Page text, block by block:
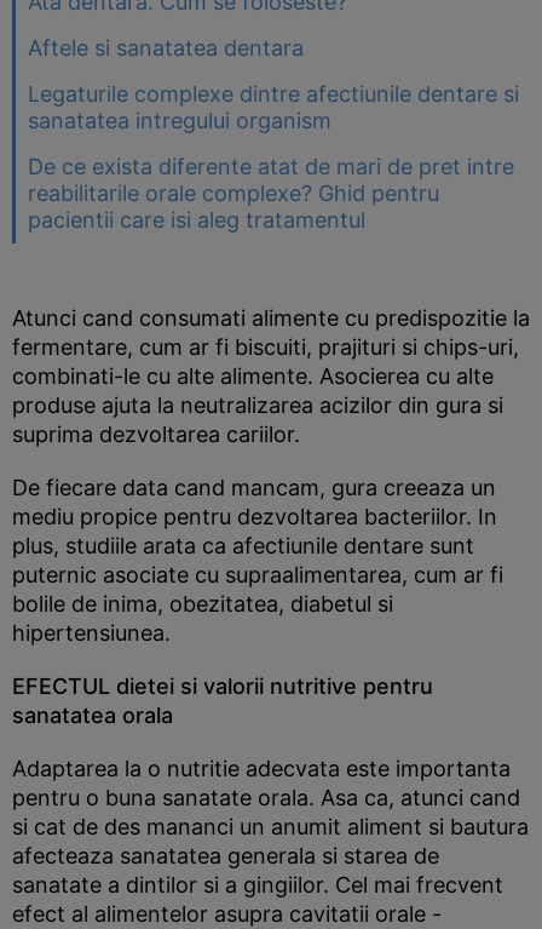
Aftele si sanatatea dentara
Legaturile complexe dintre afectiunile dentare si
sanatatea intregului organism
De ce exista diferente atat de mari de pret intre
reabilitarile orale complexe? Ghid pentru
pacientii care isi aleg tratamentul
Atunci cand consumati alimente cu predispozitie la
fermentare, cum ar fi biscuiti, prajituri si chips-uri,
combinati-le cu alte alimente. Asocierea cu alte
produse ajuta la neutralizarea acizilor din gura si
suprima dezvoltarea cariilor.
De fiecare data cand mancam, gura creeaza un
mediu propice pentru dezvoltarea bacteriilor. In
plus, studiile arata ca afectiunile dentare sunt
puternic asociate cu supraalimentarea, cum ar fi
bolile de inima, obezitatea, diabetul si
hipertensiunea.
EFECTUL dietei si valorii nutritive pentru
sanatatea orala
Adaptarea la o nutritie adecvata este importanta
pentru o buna sanatate orala. Asa ca, atunci cand
si cat de des mananci un anumit aliment si bautura
afecteaza sanatatea generala si starea de
sanatate a dintilor si a gingiilor. Cel mai frecvent
efect al alimentelor asupra cavitatii orale -